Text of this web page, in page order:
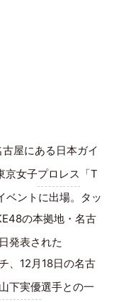
屋にある日本ガイ
京女子プロレス 「T
ントに出場。タッ
の本拠地・名古
発表された
、12月18日の名古
山下実優選手との一